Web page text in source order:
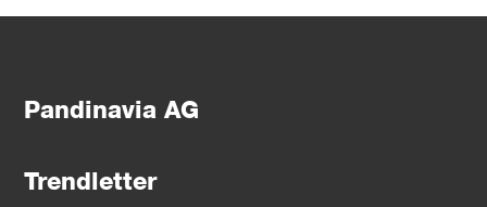
Pandinavia AG
Trendletter